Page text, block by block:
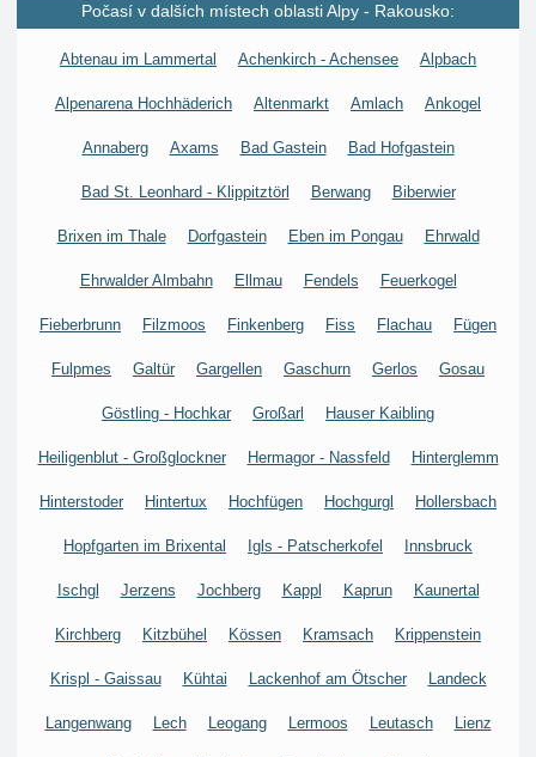
Počasí v dalších místech oblasti Alpy - Rakousko:
Abtenau im Lammertal Achenkirch - Achensee Alpbach
Alpenarena Hochhäderich Altenmarkt Amlach Ankogel
Annaberg Axams Bad Gastein Bad Hofgastein
Bad St. Leonhard - Klippitztörl Berwang Biberwier
Brixen im Thale Dorfgastein Eben im Pongau Ehrwald
Ehrwalder Almbahn Ellmau Fendels Feuerkogel
Fieberbrunn Filzmoos Finkenberg Fiss Flachau Fügen
Fulpmes Galtür Gargellen Gaschurn Gerlos Gosau
Göstling - Hochkar Großarl Hauser Kaibling
Heiligenblut - Großglockner Hermagor - Nassfeld Hinterglemm
Hinterstoder Hintertux Hochfügen Hochgurgl Hollersbach
Hopfgarten im Brixental Igls - Patscherkofel Innsbruck
Ischgl Jerzens Jochberg Kappl Kaprun Kaunertal
Kirchberg Kitzbühel Kössen Kramsach Krippenstein
Krispl - Gaissau Kühtai Lackenhof am Ötscher Landeck
Langenwang Lech Leogang Lermoos Leutasch Lienz